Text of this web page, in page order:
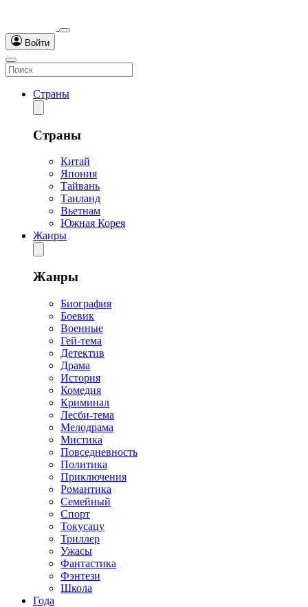
Войти
Страны
Страны
Китай
Япония
Тайвань
Таиланд
Вьетнам
Южная Корея
Жанры
Жанры
Биография
Боевик
Военные
Гей-тема
Детектив
Драма
История
Комедия
Криминал
Лесби-тема
Мелодрама
Мистика
Повседневность
Политика
Приключения
Романтика
Семейный
Спорт
Токусацу
Триллер
Ужасы
Фантастика
Фэнтези
Школа
Года